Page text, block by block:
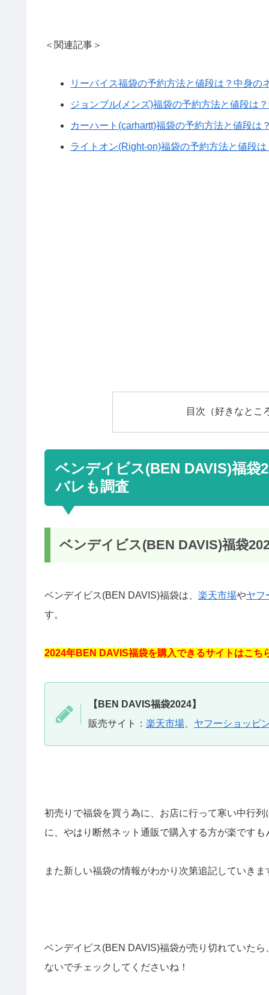
＜関連記事＞
リーバイス福袋の予約方法と値段は？中身の
ジョンブル(メンズ)福袋の予約方法と値段は
カーハート(carhartt)福袋の予約方法と値段は
ライトオン(Right-on)福袋の予約方法と値段
目次（好きなとこ
ベンデイビス(BEN DAVIS)福袋
バレも調査
ベンデイビス(BEN DAVIS)福袋
ベンデイビス(BEN DAVIS)福袋は、 楽天市場やヤフ
す。
2024年BEN DAVIS福袋を購入できるサイトはこち
【BEN DAVIS福袋2024】
販売サイト： 楽天市場 ヤフーショッピ
初売りで福袋を買う為に、お店に行って寒い中行
に、やはり断然ネット通販で購入する方が楽ですも
また新しい福袋の情報がわかり次第追記していきま
ベンデイビス(BEN DAVIS)福袋が売り切れていた
ないでチェックしてくださいね！